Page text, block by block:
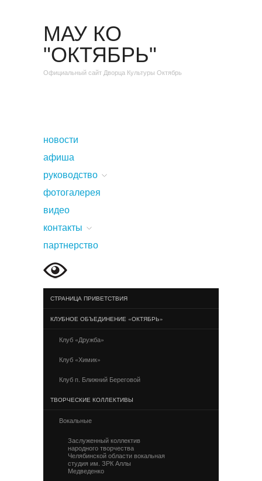
МАУ КО
"ОКТЯБРЬ"
Официальный сайт Дворца Культуры Октябрь
новости
афиша
руководство
фотогалерея
видео
контакты
партнерство
СТРАНИЦА ПРИВЕТСТВИЯ
КЛУБНОЕ ОБЪЕДИНЕНИЕ «ОКТЯБРЬ»
Клуб «Дружба»
Клуб «Химик»
Клуб п. Ближний Береговой
ТВОРЧЕСКИЕ КОЛЛЕКТИВЫ
Вокальные
Заслуженный коллектив
народного творчества
Челябинской области вокальная
студия им. ЗРК Аллы
Медведенко